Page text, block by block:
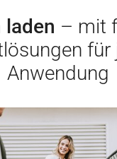
laden – mit
für
Anwendung